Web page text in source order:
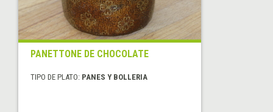
PANETTONE DE CHOCOLATE
TIPO DE PLATO: PANES Y BOLLERIA